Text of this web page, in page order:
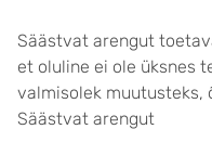
Säästvat arengut
et oluline ei ole üksnes
valmisolek muutusteks,
Säästvat arengut